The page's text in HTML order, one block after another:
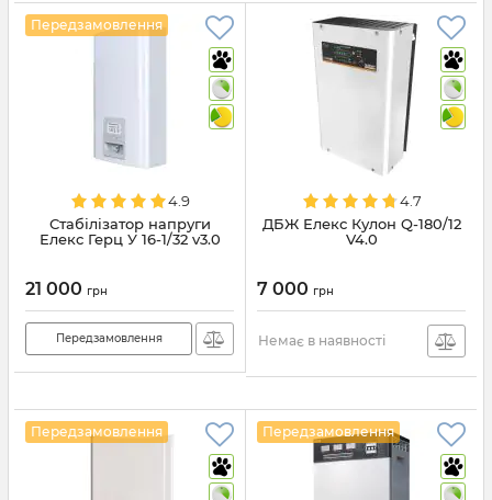
Передзамовлення
4.9
Стабілізатор напруги
Елекс Герц У 16-1/32 v3.0
21 000 грн
Передзамовлення
4.7
ДБЖ Елекс Кулон Q-180/12
V4.0
7 000 грн
Немає в наявності
Передзамовлення Передзамовлення